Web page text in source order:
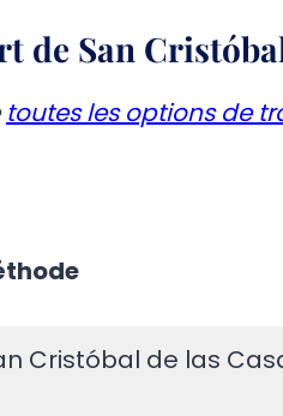
de San
toutes les options de
Cristóbal de las